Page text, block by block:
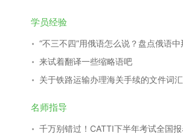
学员经验
来试着翻译一些缩略语吧
关于铁路运输办理海关手续的文件词汇
名师指导